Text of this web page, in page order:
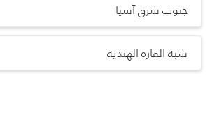
جنوب شرق آسيا
شبه القارة الهندية